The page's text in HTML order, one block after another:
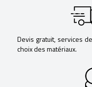
Devis gratuit, services
choix des matériaux.